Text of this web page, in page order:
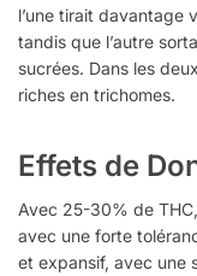
l’une tirait davantage
tandis que l’autre
sucrées. Dans les
riches en trichomes.
Effets de
Avec 25-30% de
avec une forte
et expansif, avec une